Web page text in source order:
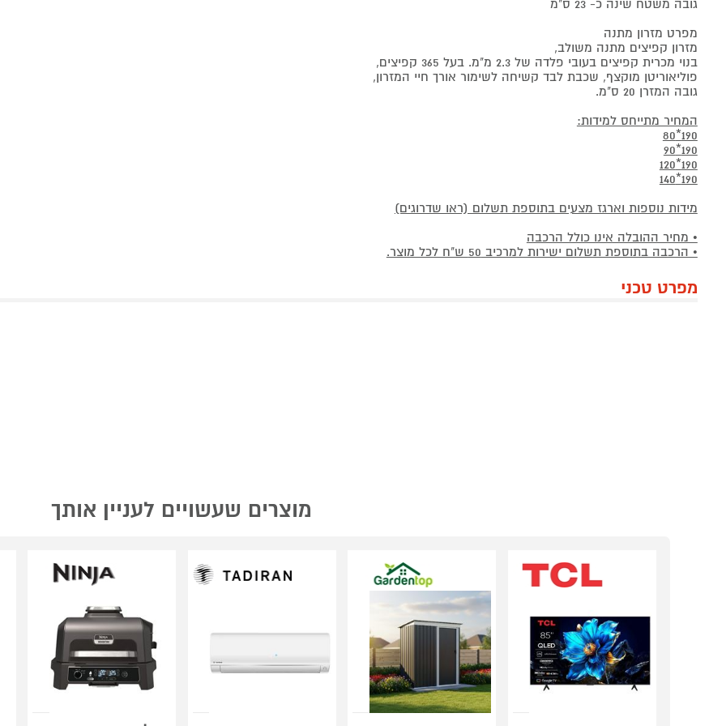
גובה משטח שינה כ- 23 ס"מ
מפרט מזרון מתנה
מזרון קפיצים מתנה משולב,
בנוי מכרית קפיצים בעובי פלדה של 2.3 מ"מ. בעל 365 קפיצים,
פוליאוריטן מוקצף, שכבת לבד קשיחה לשימור אורך חיי המזרון,
גובה המזרן 20 ס"מ.
המחיר מתייחס למידות:
190*80
190*90
190*120
190*140
מידות נוספות וארגז מצעים בתוספת תשלום (ראו שדרוגים)
• מחיר ההובלה אינו כולל הרכבה
• הרכבה בתוספת תשלום ישירות למרכיב 50 ש"ח לכל מוצר.
מפרט טכני
מוצרים שעשויים לעניין אותך